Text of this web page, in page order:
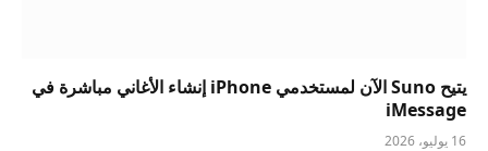
يتيح Suno الآن لمستخدمي iPhone إنشاء الأغاني مباشرة في
iMessage
16 يوليو، 2026